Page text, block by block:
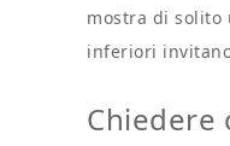
mostra di solito
inferiori
Chiedere